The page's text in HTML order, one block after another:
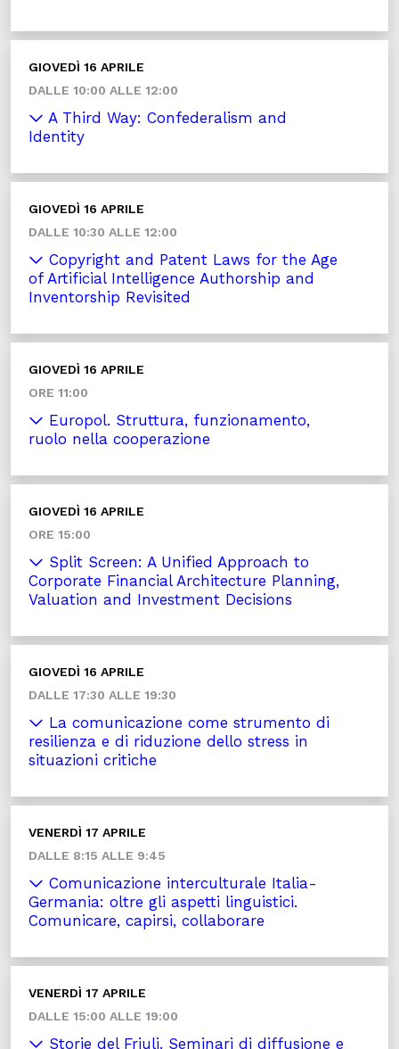
GIOVEDÌ 16 APRILE
DALLE 10:00 ALLE 12:00
A Third Way: Confederalism and
Identity
GIOVEDÌ 16 APRILE
DALLE 10:30 ALLE 12:00
Copyright and Patent Laws for the Age
of Artificial Intelligence Authorship and
Inventorship Revisited
GIOVEDÌ 16 APRILE
ORE 11:00
Europol. Struttura, funzionamento,
ruolo nella cooperazione
GIOVEDÌ 16 APRILE
ORE 15:00
Split Screen: A Unified Approach to
Corporate Financial Architecture Planning,
Valuation and Investment Decisions
GIOVEDÌ 16 APRILE
DALLE 17:30 ALLE 19:30
La comunicazione come strumento di
resilienza e di riduzione dello stress in
situazioni critiche
VENERDÌ 17 APRILE
DALLE 8:15 ALLE 9:45
Comunicazione interculturale Italia-
Germania: oltre gli aspetti linguistici.
Comunicare, capirsi, collaborare
VENERDÌ 17 APRILE
DALLE 15:00 ALLE 19:00
Storie del Friuli. Seminari di diffusione e